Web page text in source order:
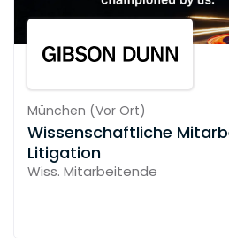
München (Vor Ort)
Wissenschaftliche
Litigation
Wiss. Mitarbeitende